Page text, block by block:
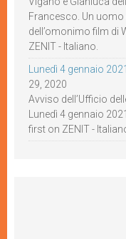
Francesco. Un uomo
dell’omonimo film di
ZENIT - Italiano.
Lunedì 4 gennaio
29, 2020
Avviso dell’Ufficio
Lunedì 4 gennaio
first on ZENIT -